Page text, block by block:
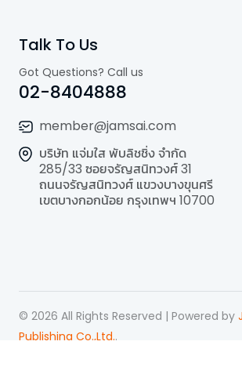
Talk To Us
Got Questions? Call us
02-8404888
member@jamsai.com
บริษัท แจ่มใส พับลิชชิ่ง จำกัด
285/33 ซอยจรัญสนิทวงศ์ 31
ถนนจรัญสนิทวงศ์ แขวงบางขุนศรี
เขตบางกอกน้อย กรุงเทพฯ 10700
© 2026 All Rights Reserved | Powered by
Publishing Co.,Ltd..